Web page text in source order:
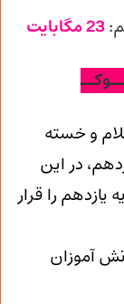
23 مگابایت
و خسته
در این
را قرار
آموزان